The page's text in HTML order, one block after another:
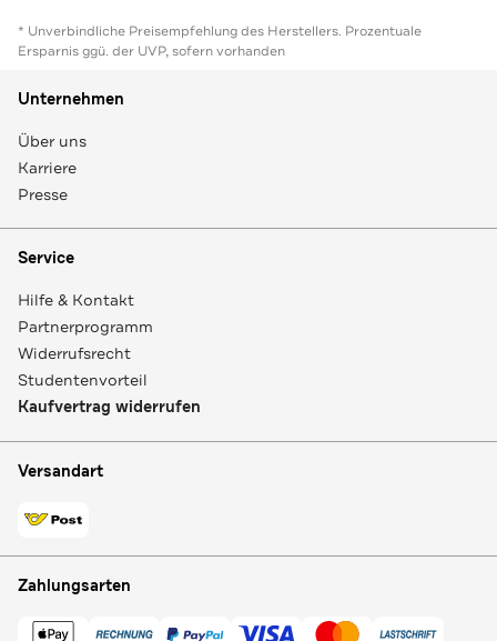
* Unverbindliche Preisempfehlung des Herstellers. Prozentuale
Ersparnis ggü. der UVP, sofern vorhanden
Unternehmen
Über uns
Karriere
Presse
Service
Hilfe & Kontakt
Partnerprogramm
Widerrufsrecht
Studentenvorteil
Kaufvertrag widerrufen
Versandart
Zahlungsarten